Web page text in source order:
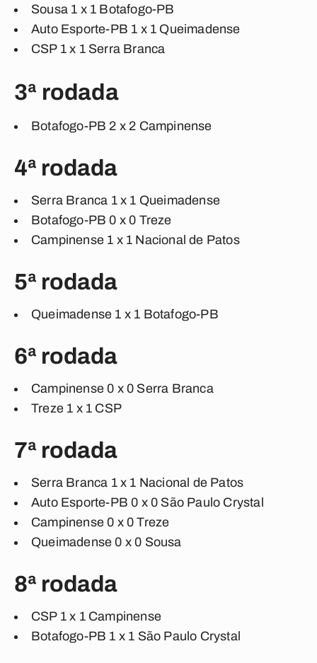
Sousa 1 x 1 Botafogo-PB
Auto Esporte-PB 1 x 1 Queimadense
CSP 1 x 1 Serra Branca
3ª rodada
Botafogo-PB 2 x 2 Campinense
4ª rodada
Serra Branca 1 x 1 Queimadense
Botafogo-PB 0 x 0 Treze
Campinense 1 x 1 Nacional de Patos
5ª rodada
Queimadense 1 x 1 Botafogo-PB
6ª rodada
Campinense 0 x 0 Serra Branca
Treze 1 x 1 CSP
7ª rodada
Serra Branca 1 x 1 Nacional de Patos
Auto Esporte-PB 0 x 0 São Paulo Crystal
Campinense 0 x 0 Treze
Queimadense 0 x 0 Sousa
8ª rodada
CSP 1 x 1 Campinense
Botafogo-PB 1 x 1 São Paulo Crystal